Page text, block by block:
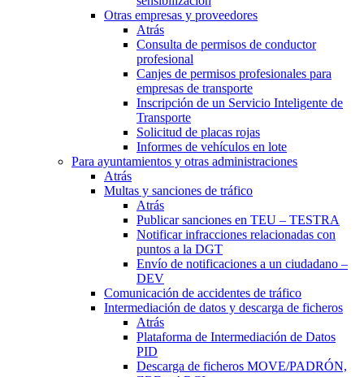
Otras empresas y proveedores
Atrás
Consulta de permisos de conductor
profesional
Canjes de permisos profesionales para
empresas de transporte
Inscripción de un Servicio Inteligente de
Transporte
Solicitud de placas rojas
Informes de vehículos en lote
Para ayuntamientos y otras administraciones
Atrás
Multas y sanciones de tráfico
Atrás
Publicar sanciones en TEU – TESTRA
Notificar infracciones relacionadas con
puntos a la DGT
Envío de notificaciones a un ciudadano –
DEV
Comunicación de accidentes de tráfico
Intermediación de datos y descarga de ficheros
Atrás
Plataforma de Intermediación de Datos
PID
Descarga de ficheros MOVE/PADRÓN,